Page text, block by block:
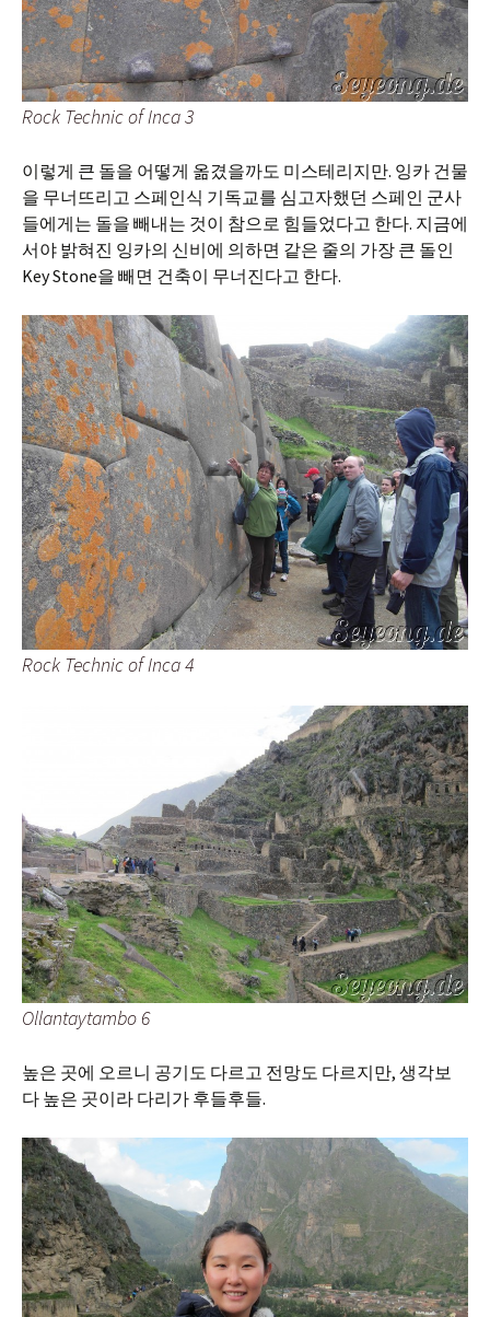
Rock Technic of Inca 3
이렇게 큰 돌을 어떻게 옮겼을까도 미스테리지만. 잉카 건물
을 무너뜨리고 스페인식 기독교를 심고자했던 스페인 군사
들에게는 돌을 빼내는 것이 참으로 힘들었다고 한다. 지금에
서야 밝혀진 잉카의 신비에 의하면 같은 줄의 가장 큰 돌인
Key Stone을 빼면 건축이 무너진다고 한다.
Rock Technic of Inca 4
Ollantaytambo 6
높은 곳에 오르니 공기도 다르고 전망도 다르지만, 생각보
다 높은 곳이라 다리가 후들후들.